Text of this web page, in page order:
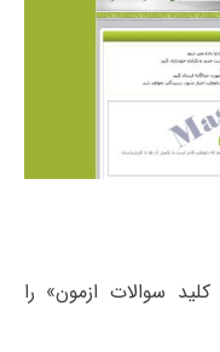
سوالات ازمون» را